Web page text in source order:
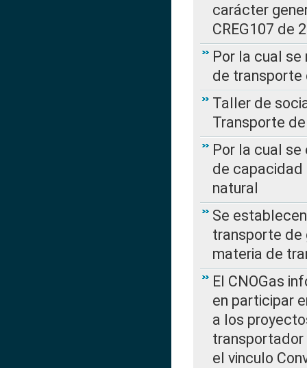
carácter
CREG107 de
Por la cual
de transporte
Taller de
Transporte
Por la cual
de capacidad
natural
Se
transporte de
materia de
El CNOGas
en participar
a los
transportador
el vinculo